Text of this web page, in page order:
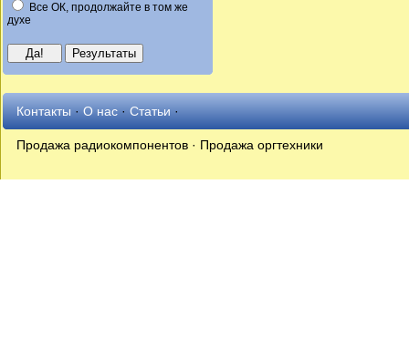
Все ОК, продолжайте в том же
духе
Контакты·О нас·Статьи·
Продажа радиокомпонентов · Продажа оргтехники